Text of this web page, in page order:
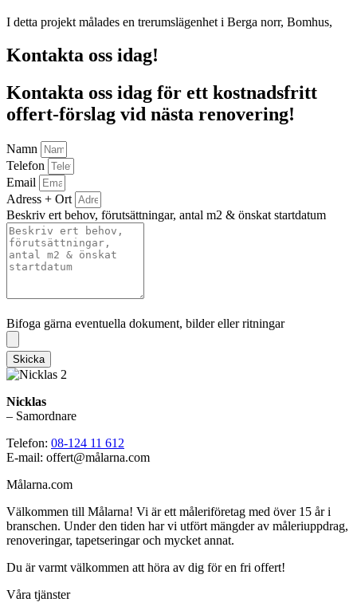
I detta projekt målades en trerumslägenhet i Berga norr, Bomhus,
Kontakta oss idag!
Kontakta oss idag för ett kostnadsfritt
offert-förslag vid nästa renovering!
Namn
Telefon
Email
Adress + Ort
Beskriv ert behov, förutsättningar, antal m2 & önskat startdatum
Bifoga gärna eventuella dokument, bilder eller ritningar
Skicka
Nicklas
– Samordnare
Telefon: 08-124 11 612
E-mail: offert@målarna.com
Målarna.com
Välkommen till Målarna! Vi är ett måleriföretag med över 15 år i
branschen. Under den tiden har vi utfört mängder av måleriuppdrag,
renoveringar, tapetseringar och mycket annat.
Du är varmt välkommen att höra av dig för en fri offert!
Våra tjänster